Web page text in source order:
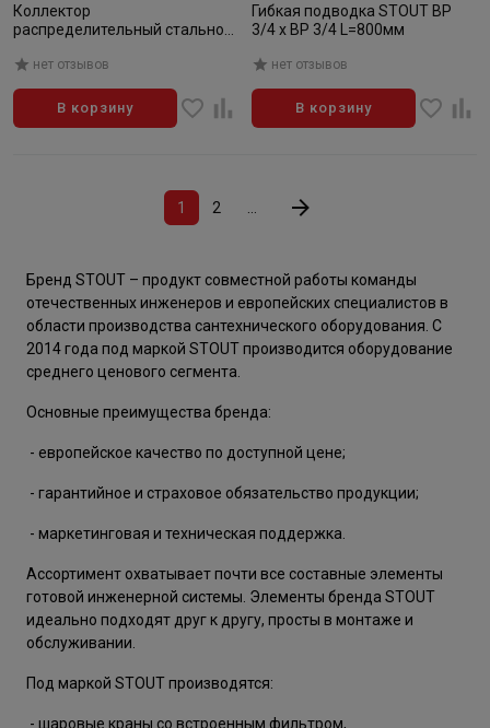
Коллектор
распределительный стальной
контура. В теплоизоляции DN
25
нет отзывов
В корзину
Гибкая подводка STOUT BP
3/4 x BP 3/4 L=800мм
нет отзывов
В корзину
1 2
Бренд STOUT – продукт совместной работы команды
отечественных инженеров и европейских специалистов в
области производства сантехнического оборудования. С
2014 года под маркой STOUT производится оборудование
среднего ценового сегмента.
Основные преимущества бренда:
- европейское качество по доступной цене;
- гарантийное и страховое обязательство продукции;
- маркетинговая и техническая поддержка.
Ассортимент охватывает почти все составные элементы
готовой инженерной системы. Элементы бренда STOUT
идеально подходят друг к другу, просты в монтаже и
обслуживании.
Под маркой STOUT производятся:
- шаровые краны со встроенным фильтром,